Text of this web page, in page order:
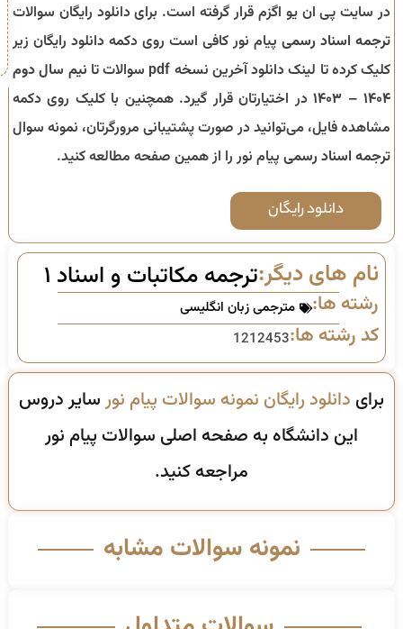
در سایت پی ان یو اگزم قرار گرفته است. برای دانلود رایگان سوالات
ترجمه اسناد رسمی پیام نور کافی است روی دکمه دانلود رایگان زیر
کلیک کرده تا لینک دانلود آخرین نسخه pdf سوالات تا
نیم سال دوم
۱۴۰۴ – ۱۴۰۳
در اختیارتان قرار گیرد. همچنین با کلیک روی دکمه
مشاهده فایل، می‌توانید در صورت پشتیبانی مرورگرتان، نمونه سوال
ترجمه اسناد رسمی پیام نور را از همین صفحه مطالعه کنید.
دانلود رایگان
نام های دیگر:ترجمه مکاتبات و اسناد ۱
رشته ها: مترجمی زبان انگلیسی
کد رشته ها:1212453
برای دانلود رایگان نمونه سوالات پیام نورسایر دروس
این دانشگاه به صفحه اصلی سوالات پیام نور
مراجعه کنید.
نمونه سوالات مشابه